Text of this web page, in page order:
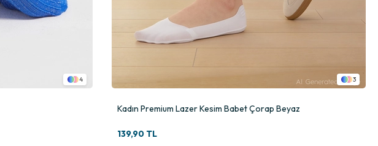
4 3
Kadın Premium Lazer Kesim Babet Çorap Beyaz
139,90 TL